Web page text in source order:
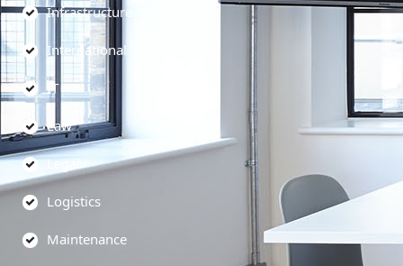
Infrastructure
International
IT
Law
Legal
Logistics
Maintenance